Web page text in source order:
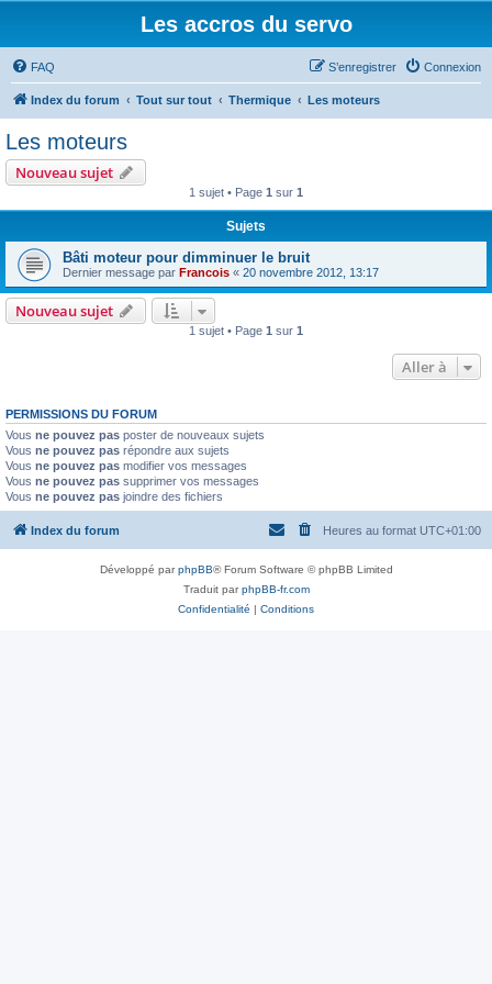
Les accros du servo
FAQ Connexion
S’enregistrer
Index du forum Tout sur tout Thermique Les moteurs
Les moteurs
Nouveau sujet
1 sujet • Page 1 sur 1
Sujets
Bâti moteur pour dimminuer le bruit
Dernier message par Francois « 20 novembre 2012, 13:17
Nouveau sujet
1 sujet • Page 1 sur 1
Aller à
PERMISSIONS DU FORUM
Vous ne pouvez pas poster de nouveaux sujets
Vous ne pouvez pas répondre aux sujets
Vous ne pouvez pas modifier vos messages
Vous ne pouvez pas supprimer vos messages
Vous ne pouvez pas joindre des fichiers
Index du forum Heures au format UTC+01:00
Développé parphpBB® Forum Software © phpBB Limited
Traduit parphpBB-fr.com
Confidentialité | Conditions